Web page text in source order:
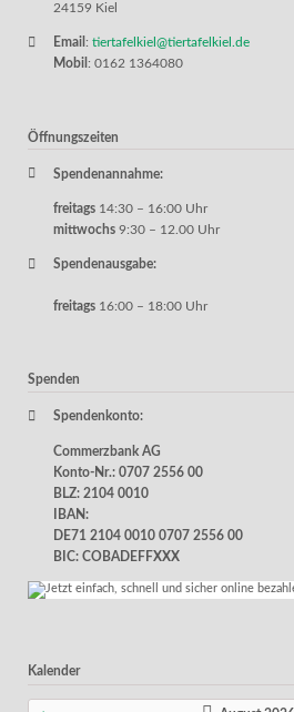
24159 Kiel
Email : tiertafelkiel@tiertafelkiel.de
Mobil : 0162 1364080
Öffnungszeiten
Spendenannahme:
freitags 14:30 – 16:00 Uhr
mittwochs 9:30 – 12.00 Uhr
Spendenausgabe:
freitags 16:00 – 18:00 Uhr
Spenden
Spendenkonto:
Commerzbank AG
Konto-Nr.: 0707 2556 00
BLZ: 2104 0010
IBAN:
DE71 2104 0010 0707 2556 00
BIC: COBADEFFXXX
Kalender